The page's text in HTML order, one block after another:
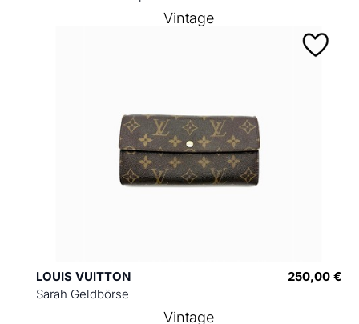
LOUIS VUITTON
Sarah Geldbörse
250,00 €
Vintage
Vintage